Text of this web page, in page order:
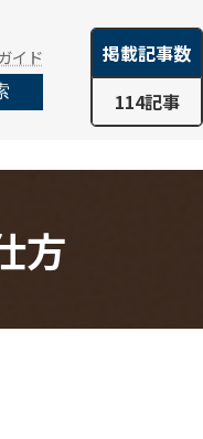
イド
掲載記事数
114記事
方